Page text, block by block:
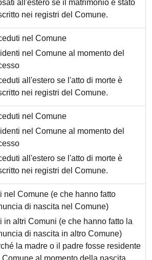
all'estero se il matrimonio è stato
nei registri del Comune.
nel Comune
nel Comune al momento del
all'estero se l'atto di morte è
nei registri del Comune.
nel Comune
nel Comune al momento del
all'estero se l'atto di morte è
nei registri del Comune.
nel Comune (e che hanno fatto
di nascita nel Comune)
in altri Comuni (e che hanno fatto la
di nascita in altro Comune)
la madre o il padre fosse residente
Comune al momento della nascita